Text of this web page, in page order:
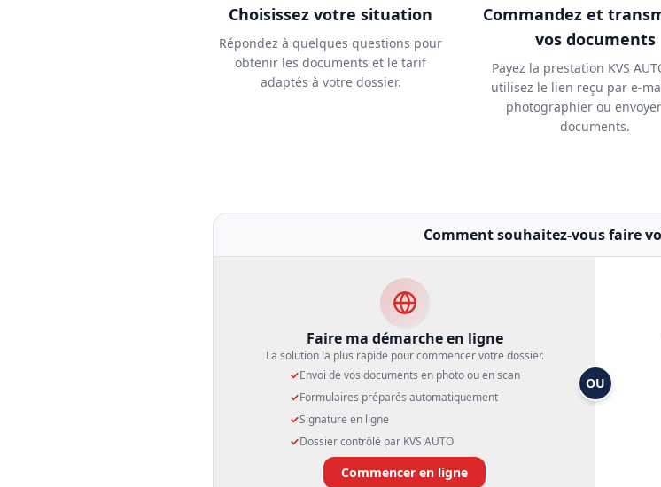
Choisissez votre situation
Répondez à quelques questions pour
obtenir les documents et le tarif
adaptés à votre dossier.
Commandez et
vos documents
Payez la prestation KVS
utilisez le lien reçu par e-
photographier ou
documents.
Comment souhaitez-vous faire
Faire ma démarche en ligne
La solution la plus rapide pour commencer votre dossier.
✓Envoi de vos documents en photo ou en scan
✓Formulaires préparés automatiquement
✓Signature en ligne
✓Dossier contrôlé par KVS AUTO
Commencer en ligne
OU